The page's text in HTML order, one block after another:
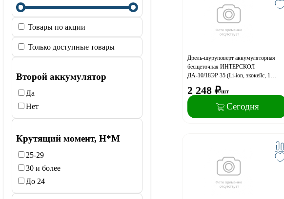
Товары по акции
Только доступные товары
Второй аккумулятор
Да
Нет
Крутящий момент, Н*М
25-29
30 и более
До 24
Дрель-шуруповерт аккумуляторная
бесщеточная ИНТЕРСКОЛ
ДА-10/18ЭР 35 (Li-ion, экокейс, 1
2 248 ₽/шт
Сегодня